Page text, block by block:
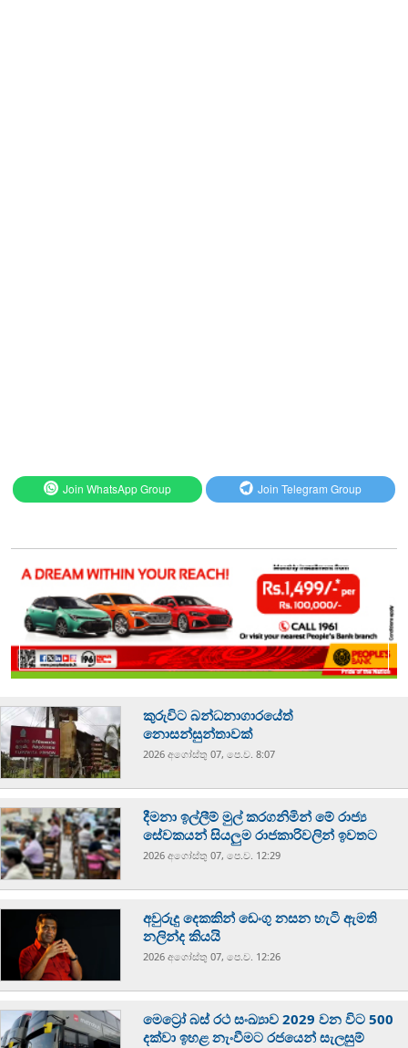
Join WhatsApp Group Join Telegram Group
කුරුවිට බන්ධනාගාරයේත්
නොසන්සුන්තාවක්
2026 අගෝස්‍තු 07, පෙ.ව. 8:07
දීමනා ඉල්ලීම් මුල් කරගනිමින් මේ රාජ්‍ය
සේවකයන් සියලුම රාජකාරිවලින් ඉවතට
2026 අගෝස්‍තු 07, පෙ.ව. 12:29
අවුරුදු දෙකකින් ඩෙංගු නසන හැටි ඇමති
නලින්ද කියයි
2026 අගෝස්‍තු 07, පෙ.ව. 12:26
මෙට්‍රෝ බස් රථ සංඛ්‍යාව 2029 වන විට 500
දක්වා ඉහළ නැංවීමට රජයෙන් සැලසුම්